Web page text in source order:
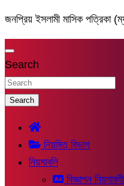
জনপ্রিয় ইসলামী মাসিক পত্রিকা
Search
Search
নিয়মিত বিভাগ
নিয়মাবলি
বিজ্ঞাপন নিয়মাবলী